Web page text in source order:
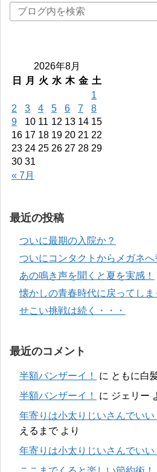
2026年8月
日
月 火 水 木 金 土
« 7月
1
2
3 4 5 6 7
8
9
10 11 12 13 14 15
16 17 18 19 20 21 22
23 24 25 26 27 28 29
30 31
最近の投稿
ついに最期の入院か？
ついにコンタクトからメガネへ
あの鳴き声を聞くと夏を実感！
懐かしの青春時代に戻ってしま
せこい挑戦は続く・・・
最近のコメント
半額バンザーイ！ に ともに白
半額バンザーイ！
に ジェリー
年寄りは小太りじいさんでいい
えるまでより
年寄りは小太りじいさんでいい